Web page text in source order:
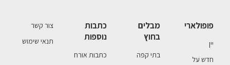
פופולארי
יין
חדש על
מבלים
בחוץ
בתי קפה
כתבות
נוספות
כתבות אורח
צור קשר
תנאי שימוש